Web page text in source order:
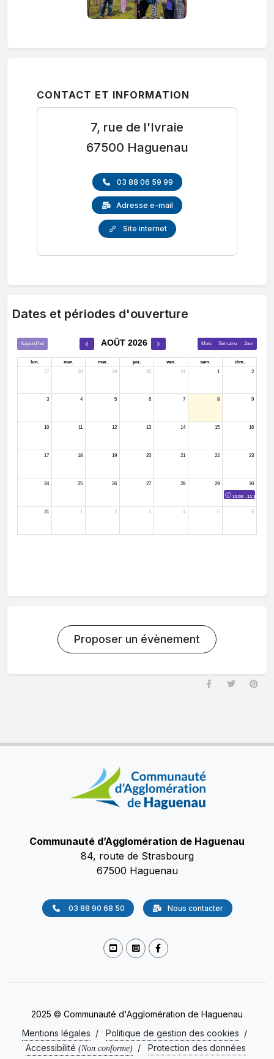
CONTACT ET INFORMATION
7, rue de l'Ivraie
67500 Haguenau
03 88 06 59 99
Adresse e-mail
Site internet
Dates et périodes d'ouverture
Proposer un évènement
Communauté d’Agglomération de Haguenau
84, route de Strasbourg
67500 Haguenau
03 88 90 68 50 Nous contacter
2025 © Communauté d'Agglomération de Haguenau
Mentions légales / Politique de gestion des cookies /
Accessibilité (Non conforme) / Protection des données